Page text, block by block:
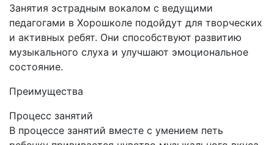
Занятия эстрадным вокалом с ведущими
педагогами в Хорошколе подойдут для творческих
и активных ребят. Они способствуют развитию
музыкального слуха и улучшают эмоциональное
состояние.
Преимущества
Процесс занятий
В процессе занятий вместе с умением петь